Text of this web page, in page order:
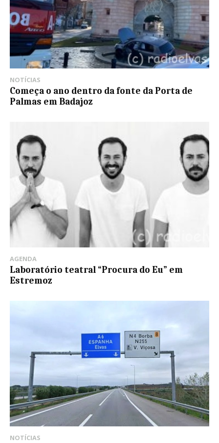
NOTÍCIAS
Começa o ano dentro da fonte da Porta de
Palmas em Badajoz
AGENDA
Laboratório teatral “Procura do Eu” em
Estremoz
NOTÍCIAS